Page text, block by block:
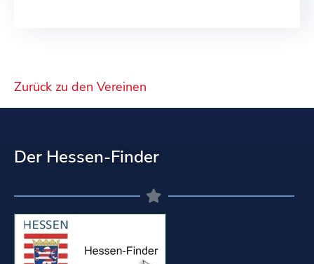
Zurück zu den Vereinen
Der Hessen-Finder